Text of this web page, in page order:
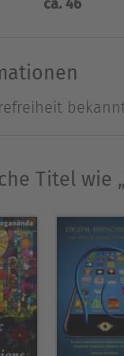
that
ca. 46
Titel wie